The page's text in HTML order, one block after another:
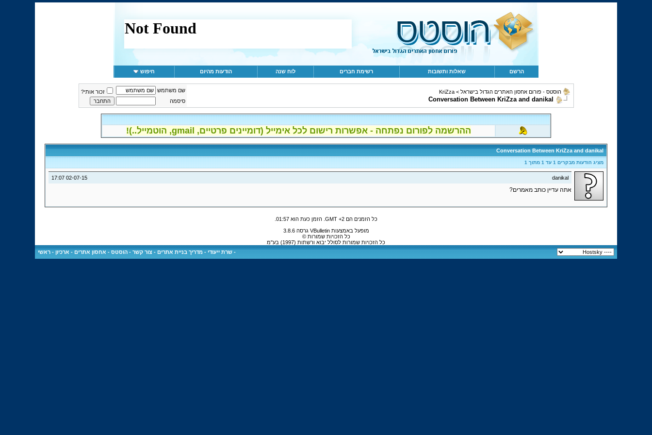
הרשם שאלות ותשובות רשימת חברים לוח שנה הודעות מהיום חיפוש
הוסטס - פורום אחסון האתרים הגדול בישראל >
KriZza
Conversation Between KriZza and danikal
שם משתמש
זכור אותי?
סיסמה
ההרשמה לפורום נפתחה - אפשרות רישום לכל אימייל (דומיינים פרטיים, gmail, הוטמייל..)!
Conversation Between KriZza and danikal
מציג הודעות מבקרים 1 עד 1מתוך 1
02-07-15
17:07 danikal
אתה עדיין כותב מאמרים?
כל הזמנים הם GMT +2. הזמן כעת הוא 01:57
מופעל באמצעות VBulletin גרסה 3.8.6
כל הזכויות שמורות ©
כל הזכויות שמורות לסולל יבוא ורשתות (1997) בע"מ
- שרת ייעודי - מדריך בניית אתרים - צור קשר - הוסטס - אחסון אתרים - ארכיון - ראשי